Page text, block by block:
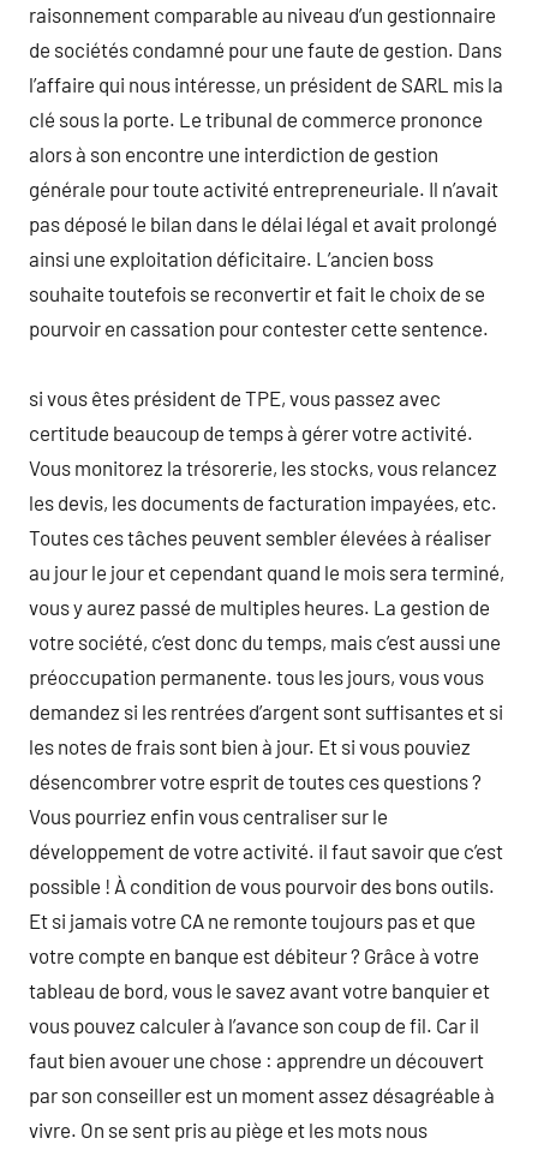
raisonnement comparable au niveau d’un gestionnaire
de sociétés condamné pour une faute de gestion. Dans
l’affaire qui nous intéresse, un président de SARL mis la
clé sous la porte. Le tribunal de commerce prononce
alors à son encontre une interdiction de gestion
générale pour toute activité entrepreneuriale. Il n’avait
pas déposé le bilan dans le délai légal et avait prolongé
ainsi une exploitation déficitaire. L’ancien boss
souhaite toutefois se reconvertir et fait le choix de se
pourvoir en cassation pour contester cette sentence.
si vous êtes président de TPE, vous passez avec
certitude beaucoup de temps à gérer votre activité.
Vous monitorez la trésorerie, les stocks, vous relancez
les devis, les documents de facturation impayées, etc.
Toutes ces tâches peuvent sembler élevées à réaliser
au jour le jour et cependant quand le mois sera terminé,
vous y aurez passé de multiples heures. La gestion de
votre société, c’est donc du temps, mais c’est aussi une
préoccupation permanente. tous les jours, vous vous
demandez si les rentrées d’argent sont suffisantes et si
les notes de frais sont bien à jour. Et si vous pouviez
désencombrer votre esprit de toutes ces questions ?
Vous pourriez enfin vous centraliser sur le
développement de votre activité. il faut savoir que c’est
possible ! À condition de vous pourvoir des bons outils.
Et si jamais votre CA ne remonte toujours pas et que
votre compte en banque est débiteur ? Grâce à votre
tableau de bord, vous le savez avant votre banquier et
vous pouvez calculer à l’avance son coup de fil. Car il
faut bien avouer une chose : apprendre un découvert
par son conseiller est un moment assez désagréable à
vivre. On se sent pris au piège et les mots nous